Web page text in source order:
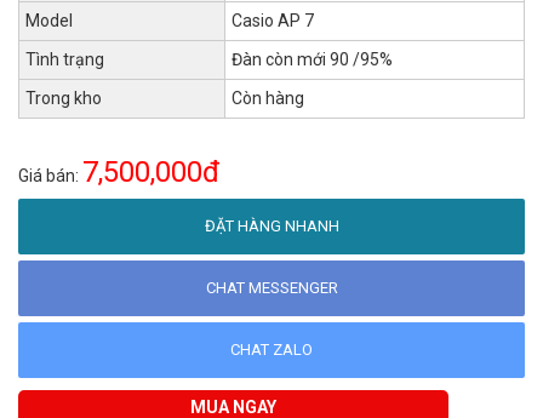
Model
Casio AP 7
Tình trạng
Đàn còn mới 90 /95%
Trong kho
Còn hàng
Giá bán: 7,500,000đ
ĐẶT HÀNG NHANH
CHAT MESSENGER
CHAT ZALO
MUA NGAY